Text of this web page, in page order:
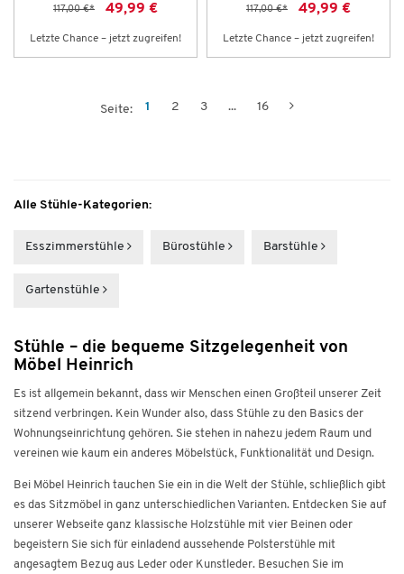
117,00 €* 49,99 €
Letzte Chance – jetzt zugreifen!
117,00 €* 49,99 €
Letzte Chance – jetzt zugreifen!
Seite: 1 2 3 ... 16
Alle Stühle-Kategorien:
Esszimmerstühle Bürostühle Barstühle
Gartenstühle
Stühle – die bequeme Sitzgelegenheit von
Möbel Heinrich
Es ist allgemein bekannt, dass wir Menschen einen Großteil unserer Zeit
sitzend verbringen. Kein Wunder also, dass Stühle zu den Basics der
Wohnungseinrichtung gehören. Sie stehen in nahezu jedem Raum und
vereinen wie kaum ein anderes Möbelstück, Funktionalität und Design.
Bei Möbel Heinrich tauchen Sie ein in die Welt der Stühle, schließlich gibt
es das Sitzmöbel in ganz unterschiedlichen Varianten. Entdecken Sie auf
unserer Webseite ganz klassische Holzstühle mit vier Beinen oder
begeistern Sie sich für einladend aussehende Polsterstühle mit
angesagtem Bezug aus Leder oder Kunstleder. Besuchen Sie im